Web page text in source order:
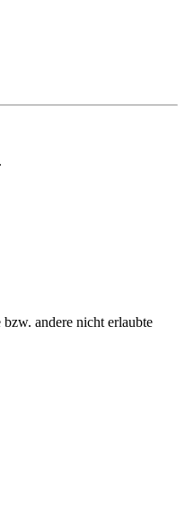
andere nicht erlaubte